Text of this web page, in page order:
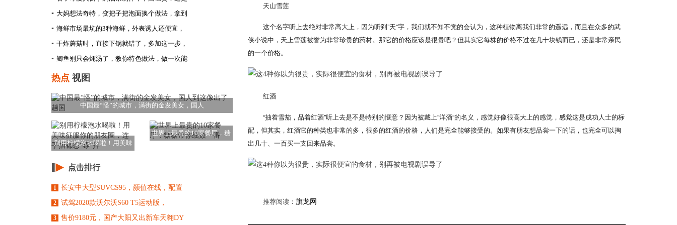
▪ 大妈想法奇特，变把子把泡面换个做法，拿到
▪ 海鲜市场最坑的3种海鲜，外表诱人还便宜，
▪ 干炸蘑菇时，直接下锅就错了，多加这一步，
▪ 鲫鱼别只会炖汤了，教你特色做法，做一次能
热点 视图
中国最“怪”的城市，满街的金发美女，国人
别用柠檬泡水喝啦！用美味
世界上最贵的10家餐厅，糖
点击排行
1 长安中大型SUVCS95，颜值在线，配置
2 试驾2020款沃尔沃S60 T5运动版，
3 售价9180元，国产大阳又出新车天翱DY
天山雪莲
这个名字听上去绝对非常高大上，因为听到”天“字，我们就不知不觉的会认为，这种植物离我们非常的遥远，而且在众多的武
侠小说中，天上雪莲被誉为非常珍贵的药材。那它的价格应该是很贵吧？但其实它每株的价格不过在几十块钱而已，还是非常亲民
的一个价格。
红酒
“抽着雪茄，品着红酒”听上去是不是特别的惬意？因为被戴上”洋酒“的名义，感觉好像很高大上的感觉，感觉这是成功人士的标
配，但其实，红酒它的种类也非常的多，很多的红酒的价格，人们是完全能够接受的。如果有朋友想品尝一下的话，也完全可以掏
出几十、一百买一支回来品尝。
推荐阅读： 旗龙网